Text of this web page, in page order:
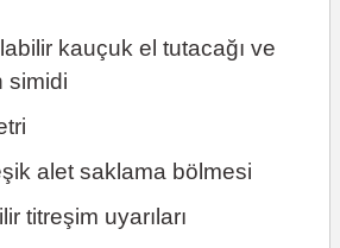
kauçuk el tutacağı ve
simidi
alet saklama bölmesi
titreşim uyarıları